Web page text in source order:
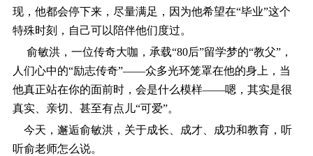
现，他都会停下来，尽量满足，因为他希望在“毕业”这个
特殊时刻，自己可以陪伴他们度过。
俞敏洪，一位传奇大咖，承载“80后”留学梦的“教父”，
人们心中的“励志传奇”――众多光环笼罩在他的身上，当
他真正站在你的面前时，会是什么模样――嗯，其实是很
真实、亲切、甚至有点儿“可爱”。
今天，邂逅俞敏洪，关于成长、成才、成功和教育，听
听俞老师怎么说。